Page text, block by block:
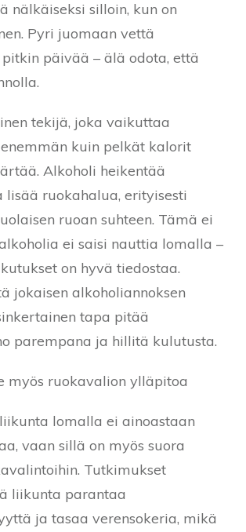
nälkäiseksi silloin, kun on
Pyri juomaan vettä
päivää – älä odota, että
tekijä, joka vaikuttaa
kuin pelkät kalorit
Alkoholi heikentää
lisää ruokahalua, erityisesti
ruoan suhteen. Tämä ei
ei saisi nauttia lomalla –
on hyvä tiedostaa.
jokaisen alkoholiannoksen
tapa pitää
parempana ja hillitä kulutusta.
myös ruokavalion ylläpitoa
lomalla ei ainoastaan
vaan sillä on myös suora
Tutkimukset
liikunta parantaa
ja tasaa verensokeria, mikä